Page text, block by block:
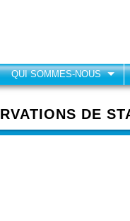
QUI SOMMES-NOUS
DE